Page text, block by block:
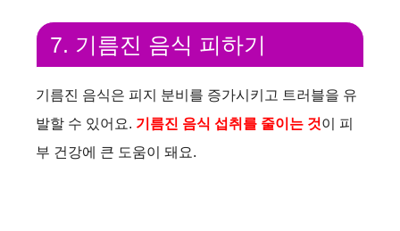
7. 기름진 음식 피하기
기름진 음식은 피지 분비를 증가시키고 트러블을 유
발할 수 있어요. 기름진 음식 섭취를 줄이는 것이 피
부 건강에 큰 도움이 돼요.